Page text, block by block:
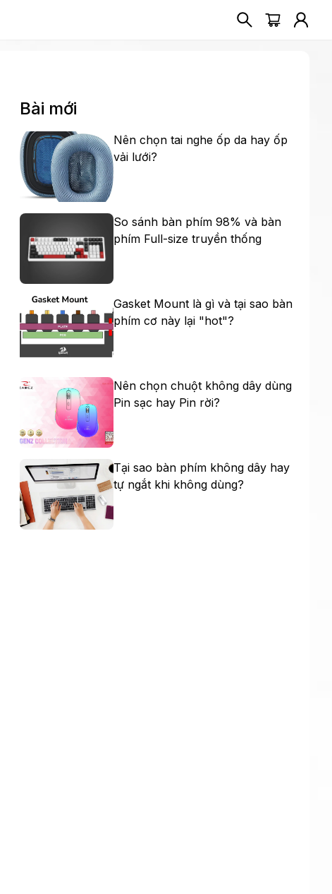
Bài mới
Nên chọn tai nghe ốp da hay ốp
vải lưới?
So sánh bàn phím 98% và bàn
phím Full-size truyền thống
Gasket Mount là gì và tại sao bàn
phím cơ này lại "hot"?
Nên chọn chuột không dây dùng
Pin sạc hay Pin rời?
Tại sao bàn phím không dây hay
tự ngắt khi không dùng?